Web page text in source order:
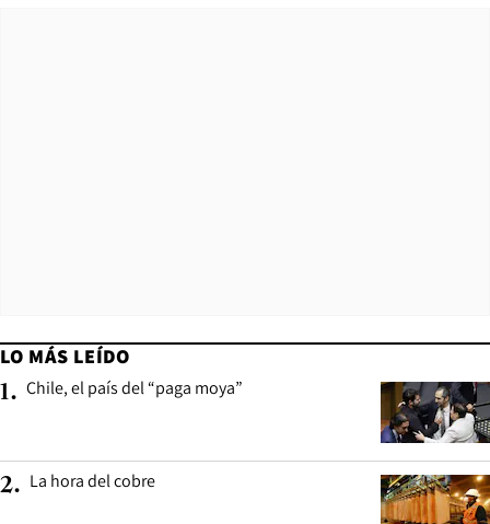
LO MÁS LEÍDO
1. Chile, el país del “paga moya”
2. La hora del cobre